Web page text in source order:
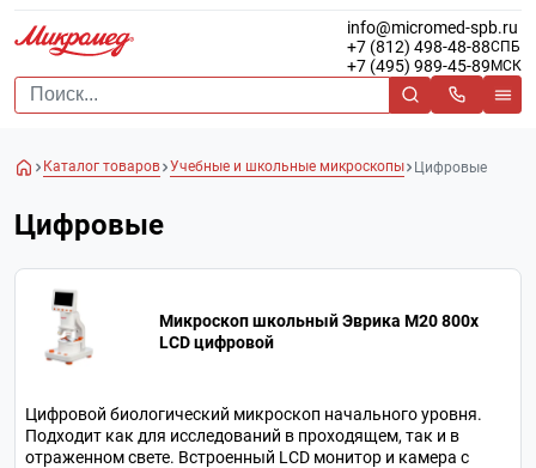
info@micromed-spb.ru
+7 (812) 498-48-88СПБ
+7 (495) 989-45-89 МСК
Каталог товаров Учебные и школьные микроскопы Цифровые
Цифровые
Микроскоп школьный Эврика M20 800х
LCD цифровой
Цифровой биологический микроскоп начального уровня.
Подходит как для исследований в проходящем, так и в
отраженном свете. Встроенный LCD монитор и камера с